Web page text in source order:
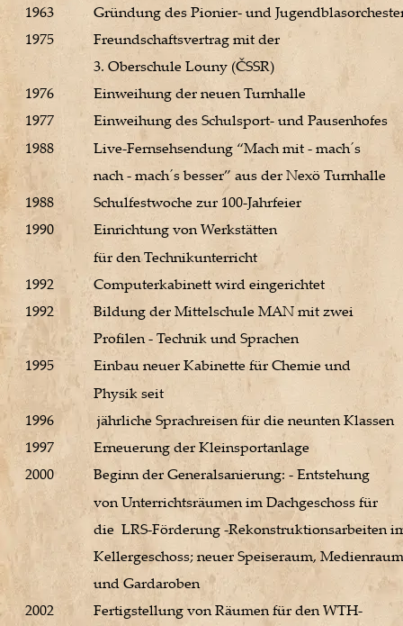
1963
Gründung des Pionier- und
1975
Freundschaftsvertrag mit der
3. Oberschule Louny (ČSSR)
1976
Einweihung der neuen Turnhalle
1977
Einweihung des Schulsport- und Pausenhofes
1988
Live-Fernsehsendung “Mach mit - mach´s
nach - mach´s besser” aus der Nexö Turnhalle
1988
Schulfestwoche zur 100-Jahrfeier
1990
Einrichtung von Werkstätten
für den Technikunterricht
1992
Computerkabinett wird eingerichtet
1992
Bildung der Mittelschule MAN mit zwei
Profilen - Technik und Sprachen
1995
Einbau neuer Kabinette für Chemie und
Physik seit
1996
jährliche Sprachreisen für die neunten Klassen
1997
Erneuerung der Kleinsportanlage
2000
Beginn der Generalsanierung: - Entstehung
von Unterrichtsräumen im Dachgeschoss für
die  LRS-Förderung -Rekonstruktionsarbeiten
Kellergeschoss; neuer Speiseraum,
und Gardaroben
2002
Fertigstellung von Räumen für den WTH-